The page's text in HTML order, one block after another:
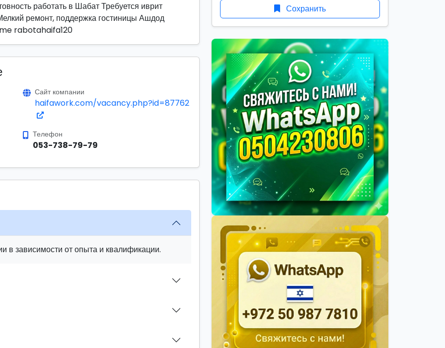
работать в Шабат Требуется иврит
ремонт, поддержка гостиницы Ашдод
rabotahaifa120
Сайт компании
haifawork.com/vacancy.php?id=87762
Телефон
053-738-79-79
в зависимости от опыта и квалификации.
Сохранить